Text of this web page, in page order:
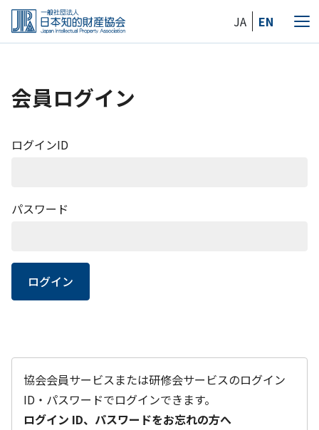
Skip
the
JA EN
メ
会員ログイン
ログインID
パスワード
ログイン
協会会員サービスまたは研修会サービスのログイン
ID・パスワードでログインできます。
ログイン ID、パスワードをお忘れの方へ